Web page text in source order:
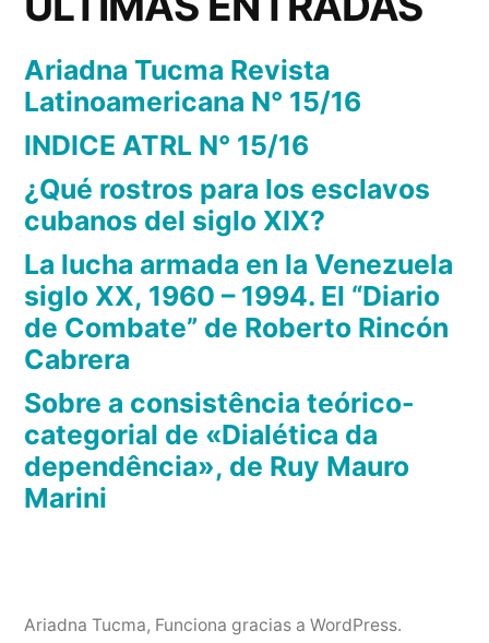
“Matar
a
un
Muerto”.»
Ariadna Tucma Revista
Latinoamericana N° 15/16
INDICE ATRL N° 15/16
¿Qué rostros para los esclavos
cubanos del siglo XIX?
La lucha armada en la Venezuela
siglo XX, 1960 – 1994. El “Diario
de Combate” de Roberto Rincón
Cabrera
Sobre a consistência teórico-
categorial de «Dialética da
dependência», de Ruy Mauro
Marini
Ariadna Tucma, Funciona gracias a WordPress.